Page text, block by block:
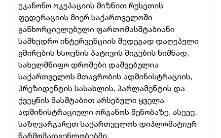
უკანონო ოკუპაციის მიზნით რუსეთის
ფედერაციის მიერ საქართველოში
განხორციელებული ფართომასშტაბიანი
სამხედრო ინტერვენციის შედეგად დაღუპული
გმირების ხსოვნის პატივის მიგების ნიშნად,
სახელმწიფო დროშები დაშვებულია
საქართველოს მთავრობის ადმინისტრაციის,
პრეზიდენტის სასახლის, პარლამენტის და
ქვეყნის მასშტაბით არსებული ყველა
ადმინისტრაციული ორგანოს შენობაზე, ასევე,
საზღვარგარეთ საქართველოს დიპლომატიურ
წარმომადგენლობებში.